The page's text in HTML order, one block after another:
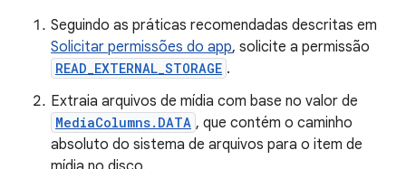
Seguindo as práticas recomendadas descritas em
Solicitar permissões do app, solicite a permissão
READ_EXTERNAL_STORAGE .
Extraia arquivos de mídia com base no valor de
MediaColumns.DATA , que contém o caminho
absoluto do sistema de arquivos para o item de